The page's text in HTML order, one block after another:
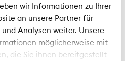
wir Informationen zu Ihrer
an unsere Partner für
Analysen weiter. Unsere
möglicherweise mit
die Sie ihnen bereitgestellt